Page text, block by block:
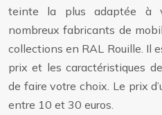
teinte la plus adaptée à
nombreux fabricants de
collections en RAL Rouille. Il
prix et les caractéristiques
de faire votre choix. Le prix
entre 10 et 30 euros.